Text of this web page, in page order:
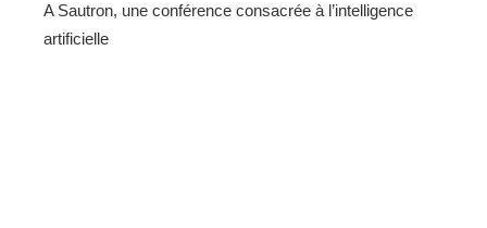
A Sautron, une conférence consacrée à l’intelligence
artificielle